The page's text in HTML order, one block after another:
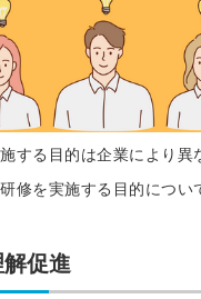
する目的は企業により異
修を実施する目的につい
促進